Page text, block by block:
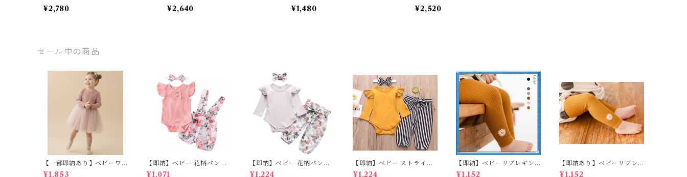
柄 子供服 男の子 女の子 ユニ
セックス マニッシュ グレー 8
¥2,780
服 秋 冬 ナチュラル フェミニ
ン ガーリー かわいい おしゃ
¥2,640
ク フリル リブ 長袖 子ども服
女の子 ナチュラル フェミニン
¥1,480
服 男の子 女の子 ナチュラル
ユニセックス ブラウン 80 90
¥2,520
セール中の商品
【一部即納あり】ベビーワ
ンピース 星柄ラメ チュール
¥1,853
【即納】ベビー 花柄パンツ
&フリルロンパースset＋ヘ
¥1,071
【即納】ベビー 花柄パンツ
&ロンパースset＋ヘッドバ
¥1,224
【即納】ベビー ストライプ
パンツ&フリルロンパースse
¥1,224
【即納】ベビーリブレギン
ス キッズレギンス リブレギ
¥1,152
【即納あり】ベビーリブレ
ギンス キッズレギンス リブ
¥1,152